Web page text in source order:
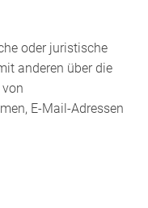
oder juristische
anderen über die
E-Mail-Adressen